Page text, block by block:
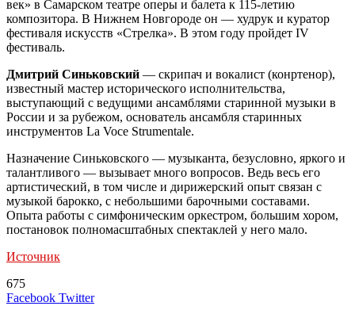
век» в Самарском театре оперы и балета к 115-летию
композитора. В Нижнем Новгороде он — худрук и куратор
фестиваля искусств «Стрелка». В этом году пройдет IV
фестиваль.
Дмитрий Синьковский — скрипач и вокалист (конртенор),
известный мастер исторического исполнительства,
выступающий с ведущими ансамблями старинной музыки в
России и за рубежом, основатель ансамбля старинных
инструментов La Voce Strumentale.
Назначение Синьковского — музыканта, безусловно, яркого и
талантливого — вызывает много вопросов. Ведь весь его
артистический, в том числе и дирижерский опыт связан с
музыкой барокко, с небольшими барочными составами.
Опыта работы с симфоническим оркестром, большим хором,
постановок полномасштабных спектаклей у него мало.
Источник
675
Facebook TwitterLinkedIn
Tumblr
Reddit
Вконтакте
Одноклассники
Skype
Messenger
Messenger
WhatsApp
Telegram
Viber
Line
Поделиться
Печатать